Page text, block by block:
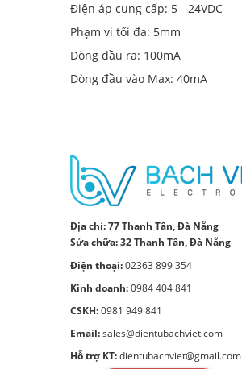
Điện áp cung cấp: 5 - 24VDC
Phạm vi tối đa: 5mm
Dòng đầu ra: 100mA
Dòng đầu vào Max: 40mA
Địa chỉ:77 Thanh Tân, Đà Nẵng
Sửa chữa: 32 Thanh Tân, Đà Nẵng
Điện thoại:02363 899 354
Kinh doanh:0984 404 841
CSKH:0981 949 841
Email:sales@dientubachviet.com
Hỗ trợ KT:dientubachviet@gmail.com